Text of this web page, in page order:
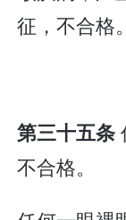
征，不合格。
第三十五条
不合格。